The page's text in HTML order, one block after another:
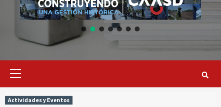
Primary
Actividades y Eventos